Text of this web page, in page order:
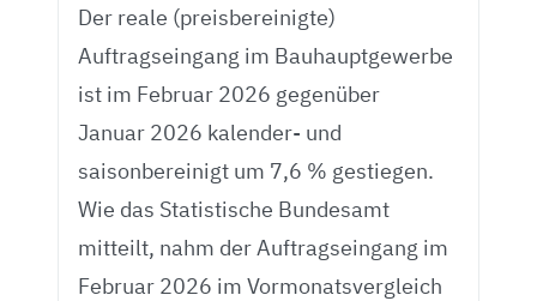
Der reale (preisbereinigte)
Auftragseingang im Bauhauptgewerbe
ist im Februar 2026 gegenüber
Januar 2026 kalender- und
saisonbereinigt um 7,6 % gestiegen.
Wie das Statistische Bundesamt
mitteilt, nahm der Auftragseingang im
Februar 2026 im Vormonatsvergleich